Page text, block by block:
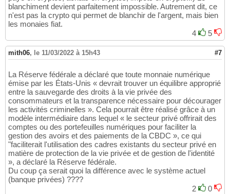
blanchiment devient parfaitement impossible. Autrement dit, ce
n'est pas la crypto qui permet de blanchir de l'argent, mais bien
les monaies fiat.
4
5
mith06, le 11/03/2022 à 15h43 #7
La Réserve fédérale a déclaré que toute monnaie numérique
émise par les États-Unis « devrait trouver un équilibre approprié
entre la sauvegarde des droits à la vie privée des
consommateurs et la transparence nécessaire pour décourager
les activités criminelles ». Cela pourrait être réalisé grâce à un
modèle intermédiaire dans lequel « le secteur privé offrirait des
comptes ou des portefeuilles numériques pour faciliter la
gestion des avoirs et des paiements de la CBDC », ce qui
"faciliterait l'utilisation des cadres existants du secteur privé en
matière de protection de la vie privée et de gestion de l'identité
», a déclaré la Réserve fédérale.
Du coup ça serait quoi la différence avec le système actuel
(banque privées) ????
2
0